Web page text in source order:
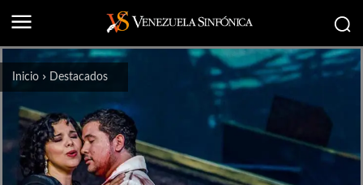
Inicio Destacados